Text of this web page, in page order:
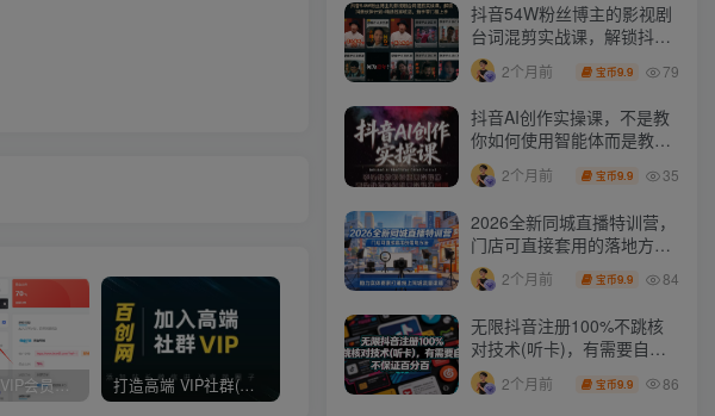
开通宝创网VIP会员，尊享全站资源免费下载，享70%的推广提成！！【限时五折优惠】 打造高端 VIP社群(社群仅对网站用户开放) 最新无水印课程资源 长期更新 免费投稿专区，先看要求在投稿！！！
抖音54W粉丝博主的影视剧
台词混剪实战课，解锁抖音
伙伴计划+精选独家收益，
新手零门槛上手
2个月前 宝币9.9 79
抖音AI创作实操课，不是教
你如何使用智能体而是教你
如何利用智能体变现(更新5
月) 2个月前 宝币9.9 35
2026全新同城直播特训营，
门店可直接套用的落地方
法，助力实体商家打通线上
同城流量渠道
2个月前 宝币9.9 84
无限抖音注册100%不跳核
对技术(听卡)，有需要自
测，不保证百分百
2个月前 宝币9.9 86